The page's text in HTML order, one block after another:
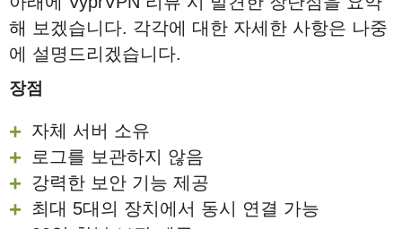
해 보겠습니다. 각각에 대한 자세한 사항은 나중
에 설명드리겠습니다.
장점
자체 서버 소유
로그를 보관하지 않음
강력한 보안 기능 제공
최대 5대의 장치에서 동시 연결 가능